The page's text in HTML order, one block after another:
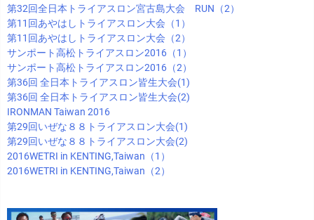
第32回全日本トライアスロン宮古島大会 RUN（2）
第11回あやはしトライアスロン大会（1）
第11回あやはしトライアスロン大会（2）
サンポート高松トライアスロン2016（1）
サンポート高松トライアスロン2016（2）
第36回 全日本トライアスロン皆生大会(1)
第36回 全日本トライアスロン皆生大会(2)
IRONMAN Taiwan 2016
第29回いぜな８８トライアスロン大会(1)
第29回いぜな８８トライアスロン大会(2)
2016WETRI in KENTING,Taiwan（1）
2016WETRI in KENTING,Taiwan（2）